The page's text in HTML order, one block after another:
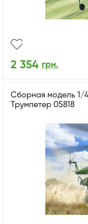
2 354 грн.
Сборная модель 1/
Трумпетер 05818